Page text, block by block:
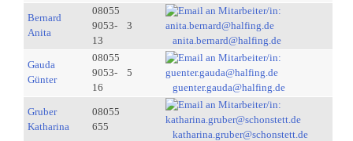
Bernard
Anita
08055
9053-
13
3
anita.bernard@halfing.de
Gauda
Günter
08055
9053-
16
5
guenter.gauda@halfing.de
Gruber
Katharina
08055
655
katharina.gruber@schonstett.de